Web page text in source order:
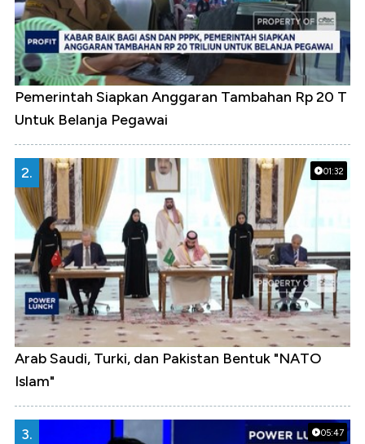
Pemerintah Siapkan Anggaran Tambahan Rp 20 T
Untuk Belanja Pegawai
01:32
2.
Arab Saudi, Turki, dan Pakistan Bentuk "NATO
Islam"
05:47
3.